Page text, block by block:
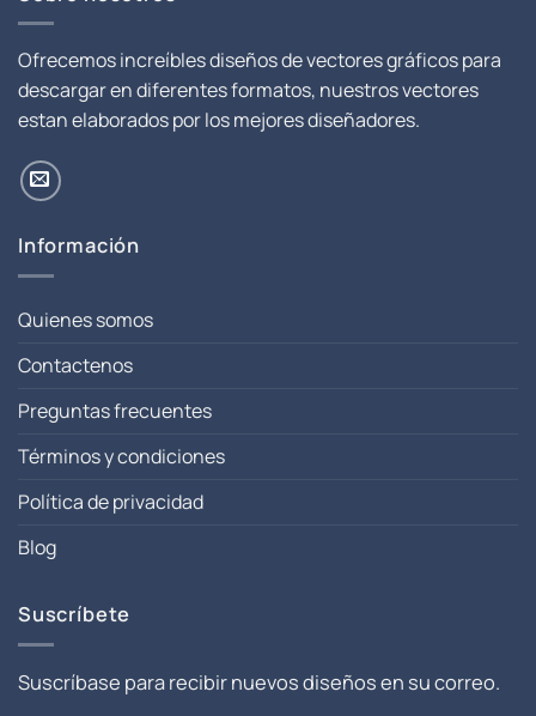
Ofrecemos increíbles diseños de vectores gráficos para
descargar en diferentes formatos, nuestros vectores
estan elaborados por los mejores diseñadores.
Información
Quienes somos
Contactenos
Preguntas frecuentes
Términos y condiciones
Política de privacidad
Blog
Suscríbete
Suscríbase para recibir nuevos diseños en su correo.